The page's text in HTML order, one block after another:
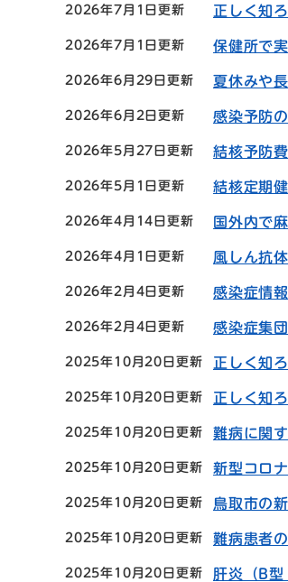
2026年7月1日更新 正しく知
2026年7月1日更新 保健所で
2026年6月29日更新 夏休みや
2026年6月2日更新 感染予防
2026年5月27日更新 結核予防
2026年5月1日更新 結核定期
2026年4月14日更新 国外内で
2026年4月1日更新 風しん抗
2026年2月4日更新 感染症情
2026年2月4日更新 感染症集
2025年10月20日更新 正しく知
2025年10月20日更新 正しく知
2025年10月20日更新 難病に関
2025年10月20日更新 新型コロ
2025年10月20日更新 鳥取市の
2025年10月20日更新 難病患者
2025年10月20日更新 肝炎（B